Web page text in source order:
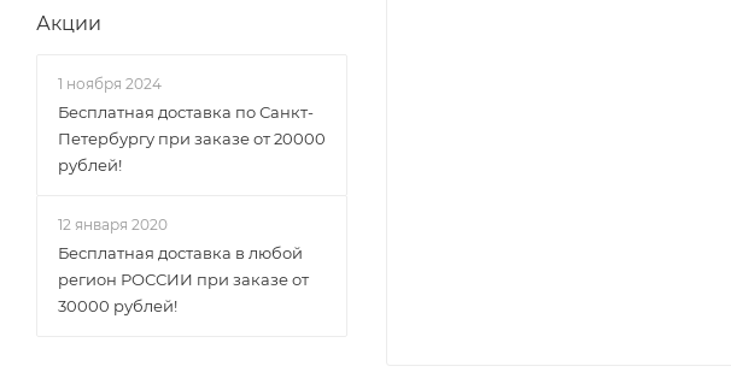
Акции
1 ноября 2024
Бесплатная доставка по Санкт-
Петербургу при заказе от 20000
рублей!
12 января 2020
Бесплатная доставка в любой
регион РОССИИ при заказе от
30000 рублей!